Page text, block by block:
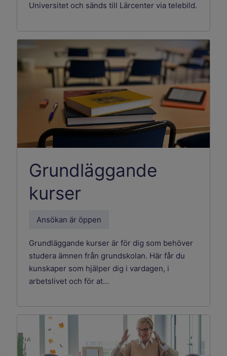
Universitet och sänds till Lärcenter via telebild.
Grundläggande
kurser
Ansökan är öppen
Grundläggande kurser är för dig som behöver
studera ämnen från grundskolan. Här får du
kunskaper som hjälper dig i vardagen, i
arbetslivet och för at...